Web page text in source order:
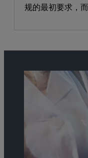
规的最初要求，
和会员健康福祉